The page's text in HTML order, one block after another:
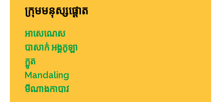
ក្រុមមនុស្សផ្តោត
អាសេណេស
បាសាក់ អង្គកូឡា
ក្លូត
Mandaling
មីណាងកាបាវ